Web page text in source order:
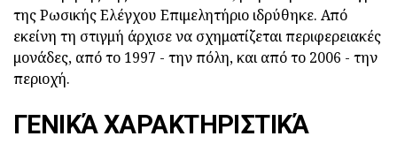
της Ρωσικής Ελέγχου Επιμελητήριο ιδρύθηκε. Από
εκείνη τη στιγμή άρχισε να σχηματίζεται περιφερειακές
μονάδες, από το 1997 - την πόλη, και από το 2006 - την
περιοχή.
ΓΕΝΙΚΆ ΧΑΡΑΚΤΗΡΙΣΤΙΚΆ